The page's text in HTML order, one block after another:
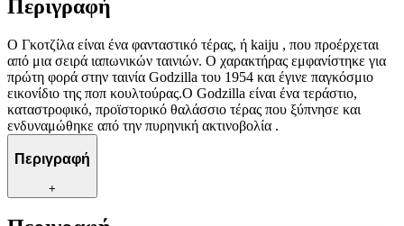
Περιγραφή
Ο Γκοτζίλα είναι ένα φανταστικό τέρας, ή kaiju , που προέρχεται
από μια σειρά ιαπωνικών ταινιών. Ο χαρακτήρας εμφανίστηκε για
πρώτη φορά στην ταινία Godzilla του 1954 και έγινε παγκόσμιο
εικονίδιο της ποπ κουλτούρας.Ο Godzilla είναι ένα τεράστιο,
καταστροφικό, προϊστορικό θαλάσσιο τέρας που ξύπνησε και
ενδυναμώθηκε από την πυρηνική ακτινοβολία .
Περιγραφή
+